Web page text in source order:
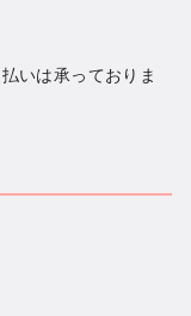
いは承っておりま